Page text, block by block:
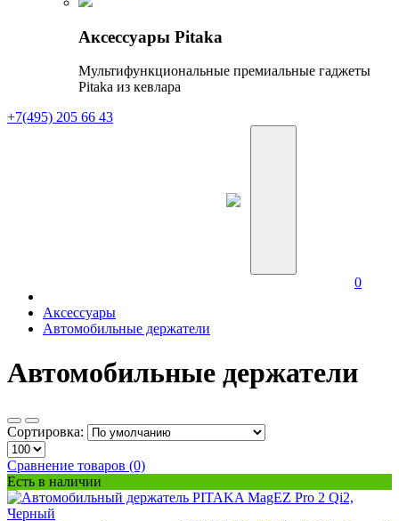
Аксессуары Pitaka
Мультифункциональные премиальные гаджеты
Pitaka из кевлара
+7(495) 205 66 43
0
Аксессуары
Автомобильные держатели
Автомобильные держатели
Сортировка:
Сравнение товаров (0)
Есть в наличии